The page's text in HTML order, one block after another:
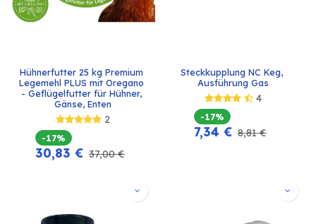
Hühnerfutter 25 kg Premium
Legemehl PLUS mit Oregano
- Geflügelfutter für Hühner,
Gänse, Enten
2
-17%
30,83 € 37,00€
Steckkupplung NC Keg,
Ausführung Gas
4
-17%
7,34 € 8,81€